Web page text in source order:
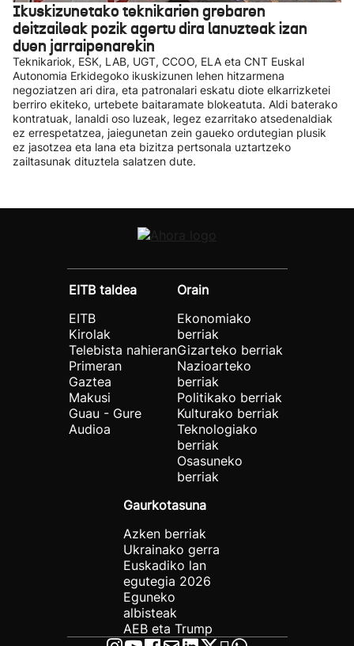
Ikuskizunetako teknikarien grebaren
deitzaileak pozik agertu dira lanuzteak izan
duen jarraipenarekin
Teknikariok, ESK, LAB, UGT, CCOO, ELA eta CNT Euskal
Autonomia Erkidegoko ikuskizunen lehen hitzarmena
negoziatzen ari dira, eta patronalari eskatu diote elkarrizketei
berriro ekiteko, urtebete baitaramate blokeatuta. Aldi baterako
kontratuak, lanaldi oso luzeak, legez ezarritako atsedenaldiak
ez errespetatzea, jaiegunetan zein gaueko ordutegian plusik
ez jasotzea eta lana eta bizitza pertsonala uztartzeko
zailtasunak dituztela salatzen dute.
EITB taldea
EITB
Kirolak
Telebista nahieran
Primeran
Gaztea
Makusi
Guau - Gure
Audioa
Orain
Ekonomiako
berriak
Gizarteko berriak
Nazioarteko
berriak
Politikako berriak
Kulturako berriak
Teknologiako
berriak
Osasuneko
berriak
Gaurkotasuna
Azken berriak
Ukrainako gerra
Euskadiko lan
egutegia 2026
Eguneko
albisteak
AEB eta Trump